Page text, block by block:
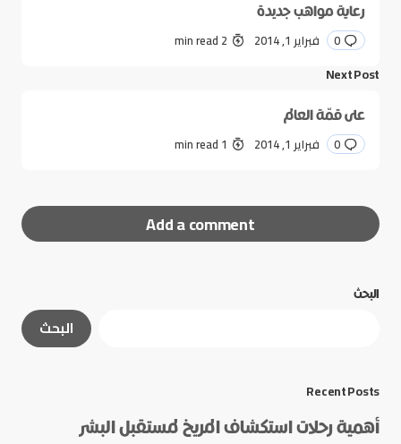
رعاية مواهب جديدة
0 فبراير 1, 2014 2 min read
Next Post
على قمّة العالم
0 فبراير 1, 2014 1 min read
Add a comment
الحقول الإلزامية
البحث
البحث
Recent Posts
أهمية رحلات استكشاف المريخ لمستقبل البشر